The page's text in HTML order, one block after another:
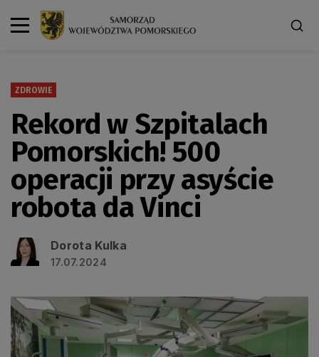
ZDROWIE
Rekord w Szpitalach
Pomorskich! 500
operacji przy asyście
robota da Vinci
Dorota Kulka
17.07.2024